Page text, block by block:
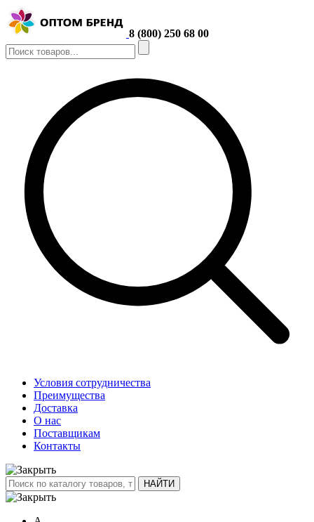
8 (800) 250 68 00
Условия сотрудничества
Преимущества
Доставка
О нас
Поставщикам
Контакты